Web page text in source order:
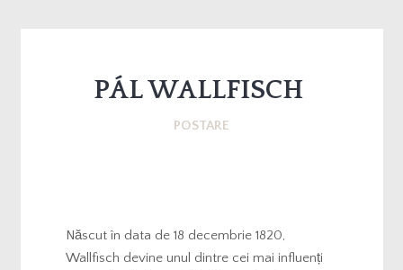
PÁL WALLFISCH
POSTARE
Născut în data de 18 decembrie 1820,
Wallfisch devine unul dintre cei mai influenți